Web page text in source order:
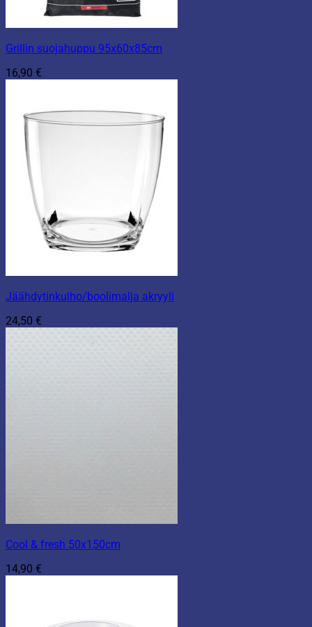
Grillin suojahuppu 95x60x85cm
16,90 €
Jäähdytinkulho/boolimalja akryyli
24,50 €
Cool & fresh 50x150cm
14,90 €